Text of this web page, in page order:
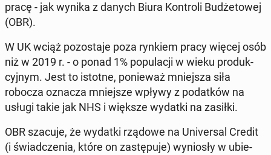
pracę - jak wynika z danych Biura Kon­tro­li Bu­dże­to­wej
(OBR).
W UK wciąż po­zo­sta­je poza rynkiem pracy więcej osób
niż w 2019 r. - o ponad 1% po­pu­la­cji w wieku pro­duk­
cyj­nym. Jest to istotne, po­nie­waż mniej­sza siła
robocza oznacza mniej­sze wpływy z po­dat­ków na
usługi takie jak NHS i większe wydatki na zasiłki.
OBR szacuje, że wydatki rządowe na Uni­ver­sal Credit
(i świad­cze­nia, które on za­stę­pu­je) wy­nio­sły w ubie­